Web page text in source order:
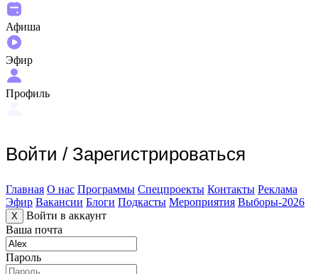
Афиша
Эфир
Профиль
Войти / Зарегистрироваться
Главная О нас Программы Спецпроекты Контакты Реклама
Эфир Вакансии Блоги Подкасты Мероприятия Выборы-2026
X
Войти в аккаунт
Ваша почта
Пароль